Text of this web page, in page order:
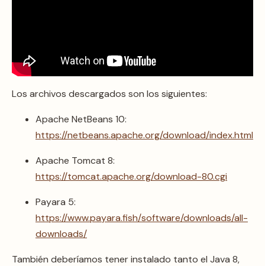
Los archivos descargados son los siguientes:
Apache NetBeans 10:
https://netbeans.apache.org/download/index.html
Apache Tomcat 8:
https://tomcat.apache.org/download-80.cgi
Payara 5:
https://www.payara.fish/software/downloads/all-
downloads/
También deberíamos tener instalado tanto el Java 8,